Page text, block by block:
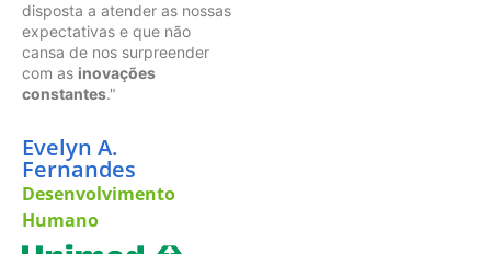
disposta a atender as nossas
expectativas e que não
cansa de nos surpreender
com as inovações
constantes."
Evelyn A.
Fernandes
Desenvolvimento
Humano